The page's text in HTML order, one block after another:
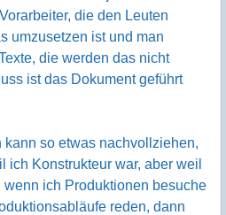
die den Leuten
umzusetzen ist und man
die werden das nicht
ist das Dokument geführt
kann so etwas nachvollziehen,
ich Konstrukteur war, aber weil
ich Produktionen besuche
reden, dann